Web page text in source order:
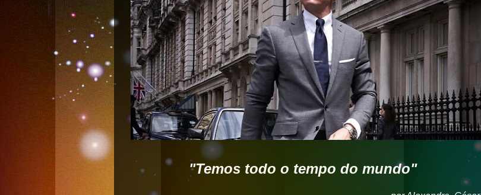
"Temos todo o tempo do mundo"